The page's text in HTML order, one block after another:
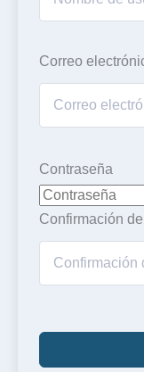
Correo
Contraseña
Confirmación